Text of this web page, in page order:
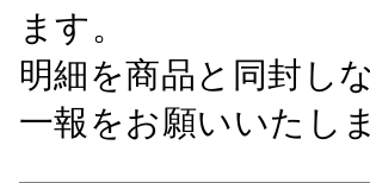
ます。
明細を商品と同封し
一報をお願いいたし